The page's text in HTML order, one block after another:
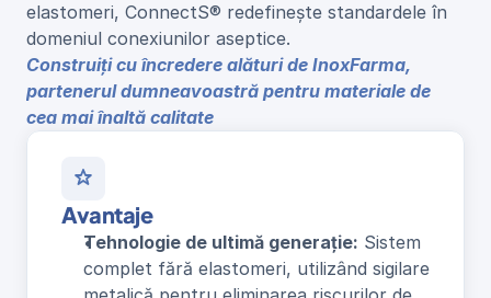
elastomeri, ConnectS® redefinește standardele în
domeniul conexiunilor aseptice.
Construiți cu încredere alături de InoxFarma,
partenerul dumneavoastră pentru materiale de
cea mai înaltă calitate
Avantaje
Tehnologie de ultimă generație: Sistem
complet fără elastomeri, utilizând sigilare